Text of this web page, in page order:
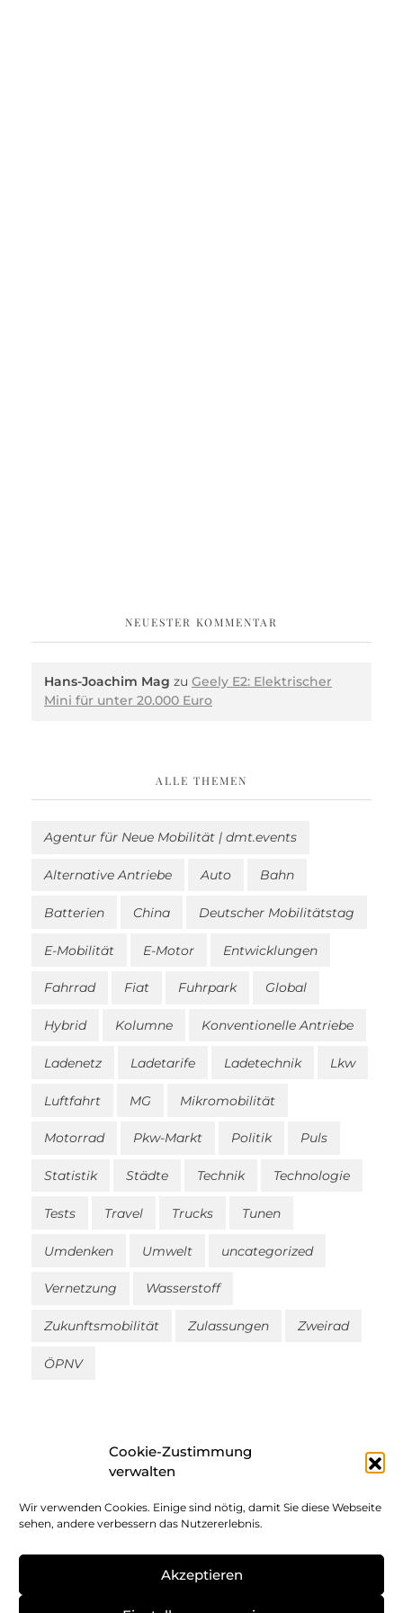
Cookie-Zustimmung
verwalten
Wir verwenden Cookies. Einige sind nötig, damit Sie diese Webseite
sehen, andere verbessern das Nutzererlebnis.
Akzeptieren
NEUESTER KOMMENTAR
Hans-Joachim Mag zu Geely E2: Elektrischer
Mini für unter 20.000 Euro
ALLE THEMEN
Agentur für Neue Mobilität | dmt.events
Alternative Antriebe Auto Bahn
Batterien China Deutscher Mobilitätstag
E-Mobilität E-Motor Entwicklungen
Fahrrad Fiat Fuhrpark Global
Hybrid Kolumne Konventionelle Antriebe
Ladenetz Ladetarife Ladetechnik Lkw
Luftfahrt MG Mikromobilität
Motorrad Pkw-Markt Politik Puls
Statistik Städte Technik Technologie
Tests Travel Trucks Tunen
Umdenken Umwelt uncategorized
Vernetzung Wasserstoff
Zukunftsmobilität Zulassungen Zweirad
ÖPNV
Impressum
Datenschutz